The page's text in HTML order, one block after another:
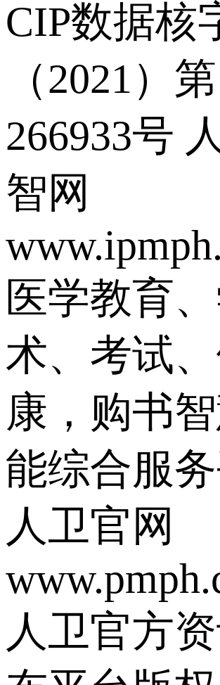
CIP数据核
（2021）第
266933号
智网
医学教育
术、考试
康，购书
能综合服
人卫官网
人卫官方